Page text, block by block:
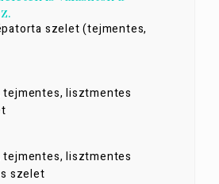
szelet (tejmentes,
tejmentes, lisztmentes
tejmentes, lisztmentes
szelet